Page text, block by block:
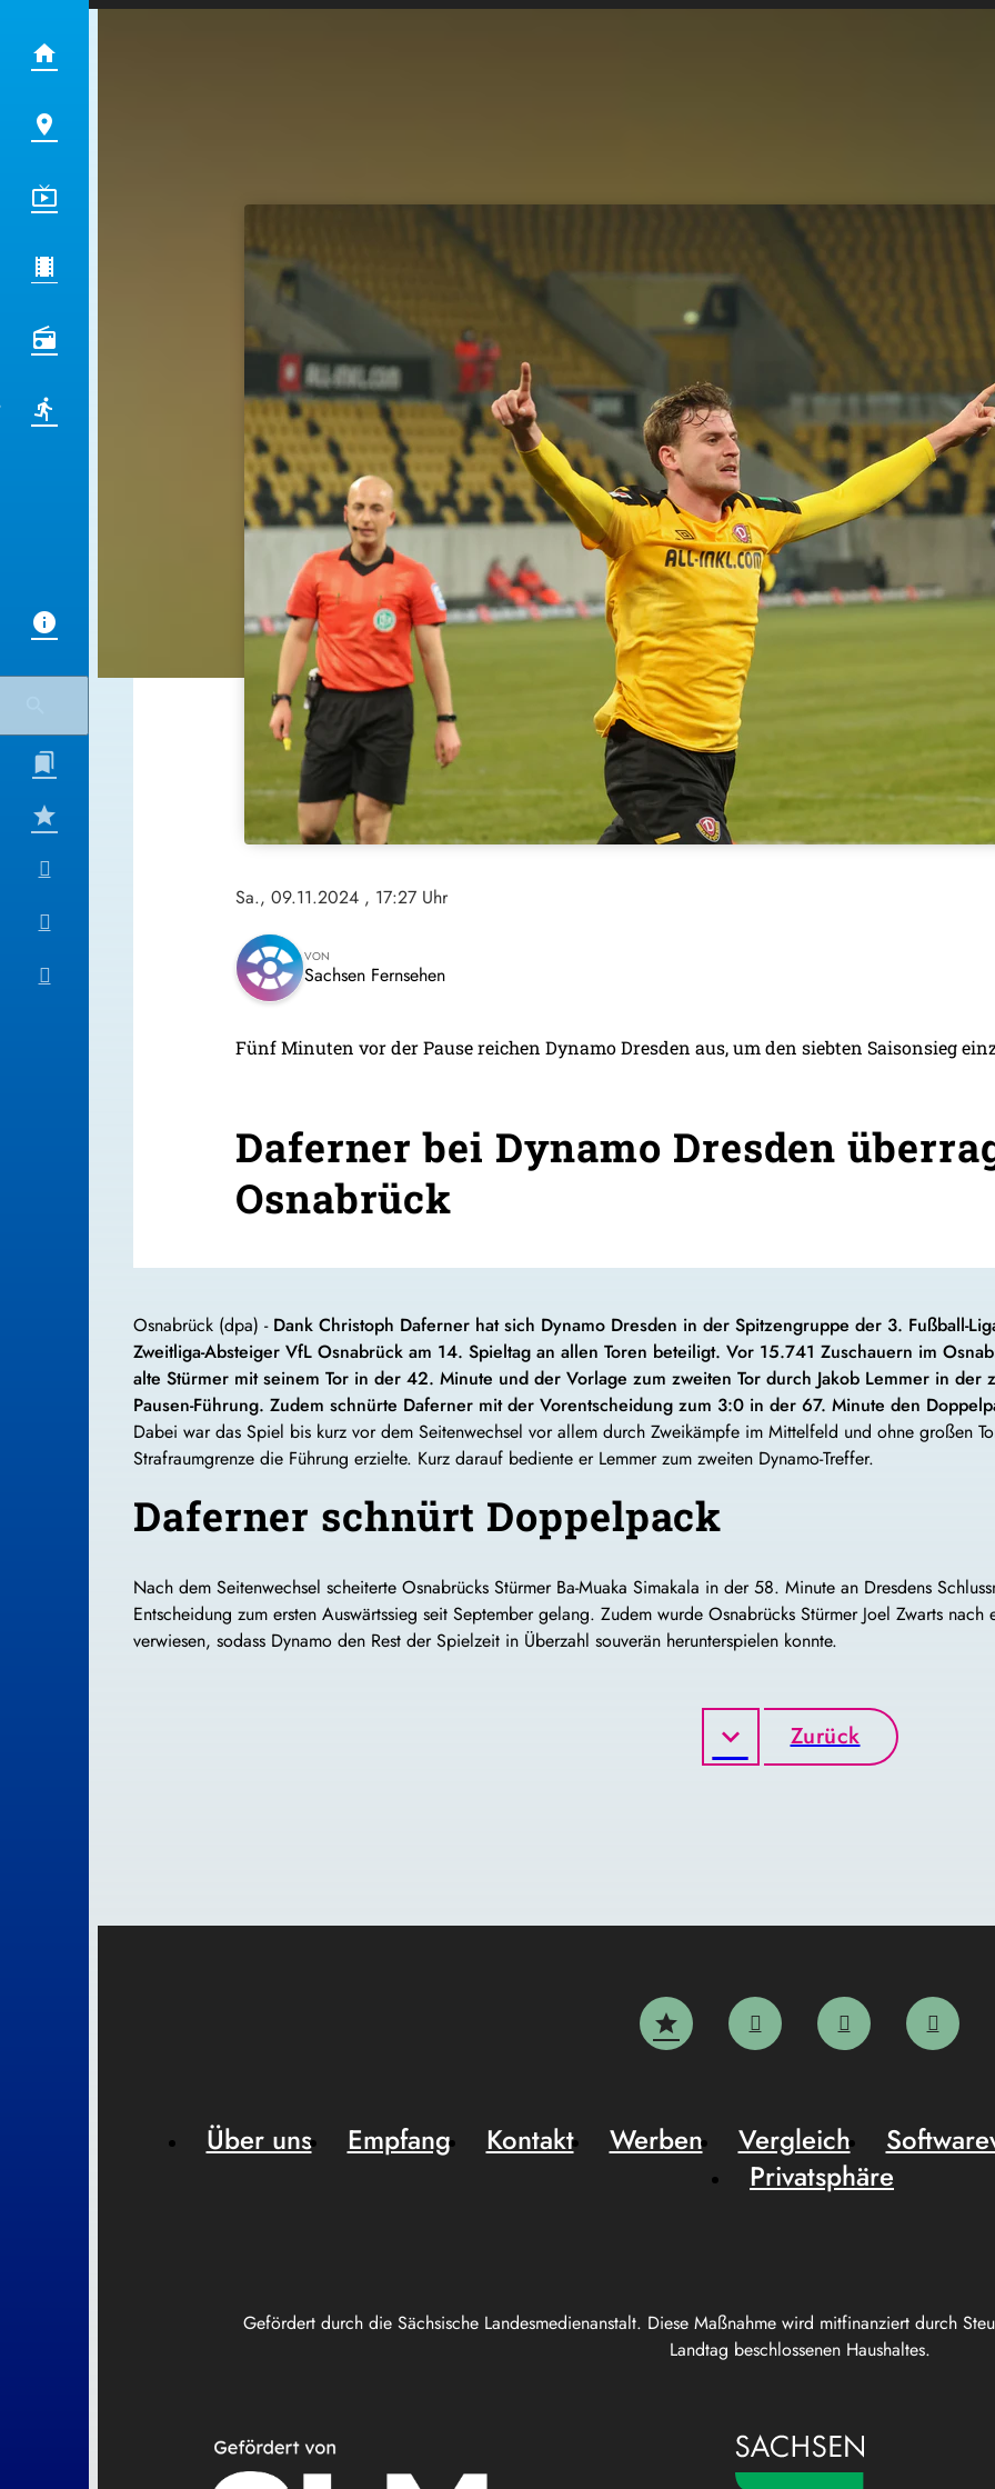
Sa., 09.11.2024 , 17:27 Uhr
VON
Sachsen Fernsehen
Fünf Minuten vor der Pause reichen Dynamo Dresden aus, um den siebten Saisonsieg
Daferner bei Dynamo Dresden
Osnabrück
Osnabrück (dpa) - Dank Christoph Daferner hat sich Dynamo Dresden in der Spitzengruppe der 3. Fußball-
Zweitliga-Absteiger VfL Osnabrück am 14. Spieltag an allen Toren beteiligt. Vor 15.741 Zuschauern im
alte Stürmer mit seinem Tor in der 42. Minute und der Vorlage zum zweiten Tor durch Jakob Lemmer in
Pausen-Führung. Zudem schnürte Daferner mit der Vorentscheidung zum 3:0 in der 67. Minute den
Dabei war das Spiel bis kurz vor dem Seitenwechsel vor allem durch Zweikämpfe im Mittelfeld und ohne großen
Strafraumgrenze die Führung erzielte. Kurz darauf bediente er Lemmer zum zweiten Dynamo-Treffer.
Daferner schnürt Doppelpack
Nach dem Seitenwechsel scheiterte Osnabrücks Stürmer Ba-Muaka Simakala in der 58. Minute an Dresdens
Entscheidung zum ersten Auswärtssieg seit September gelang. Zudem wurde Osnabrücks Stürmer Joel Zwarts
verwiesen, sodass Dynamo den Rest der Spielzeit in Überzahl souverän herunterspielen konnte.
Zurück
Gefördert durch die Sächsische Landesmedienanstalt. Diese Maßnahme wird mitfinanziert durch
Landtag beschlossenen Haushaltes.
Über uns Empfang Kontakt Werben Vergleich
Privatsphäre